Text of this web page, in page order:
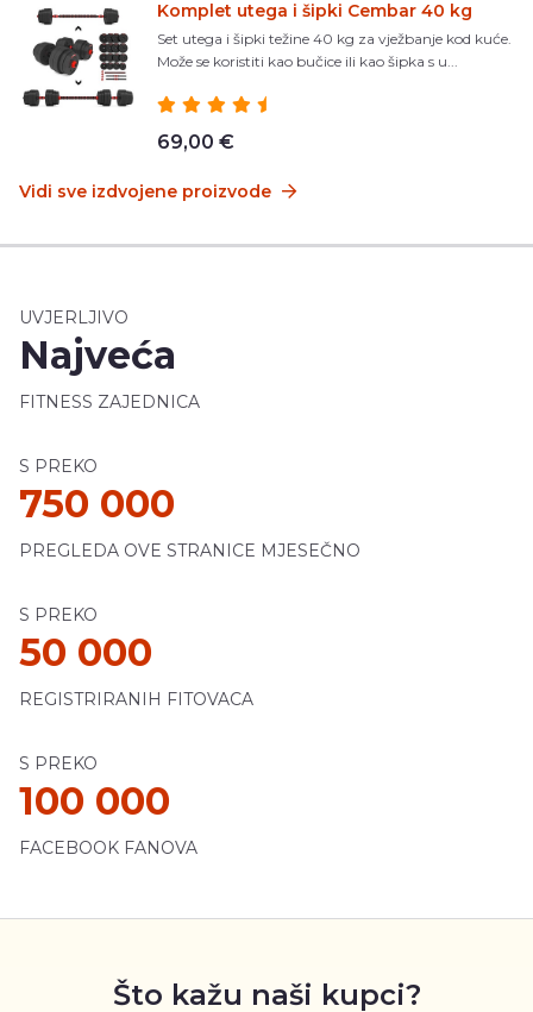
Komplet utega i šipki Cembar 40 kg
Set utega i šipki težine 40 kg za vježbanje kod kuće.
Može se koristiti kao bučice ili kao šipka s u...
69,00 €
Vidi sve izdvojene proizvode
UVJERLJIVO
Najveća
FITNESS ZAJEDNICA
S PREKO
750 000
PREGLEDA OVE STRANICE MJESEČNO
S PREKO
50 000
REGISTRIRANIH FITOVACA
S PREKO
100 000
FACEBOOK FANOVA
Što kažu naši kupci?